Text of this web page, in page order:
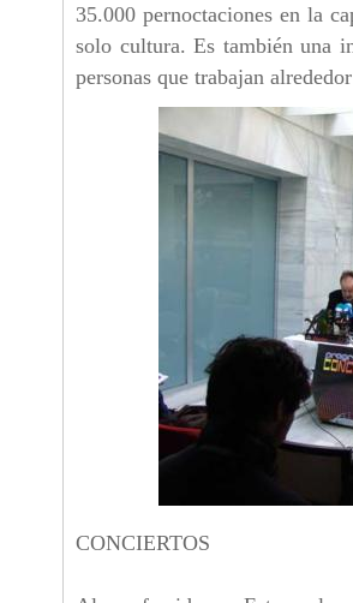
35.000 pernoctaciones en la
solo cultura. Es también una
personas que trabajan
CONCIERTOS